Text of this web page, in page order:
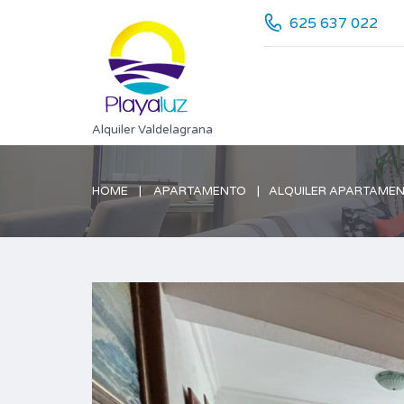
Alquiler Valdelagrana
625 637 022
HOME APARTAMENTO ALQUILER